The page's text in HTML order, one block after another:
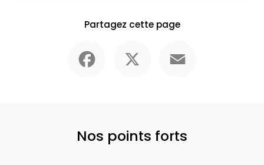
Partagez cette page
Nos points forts